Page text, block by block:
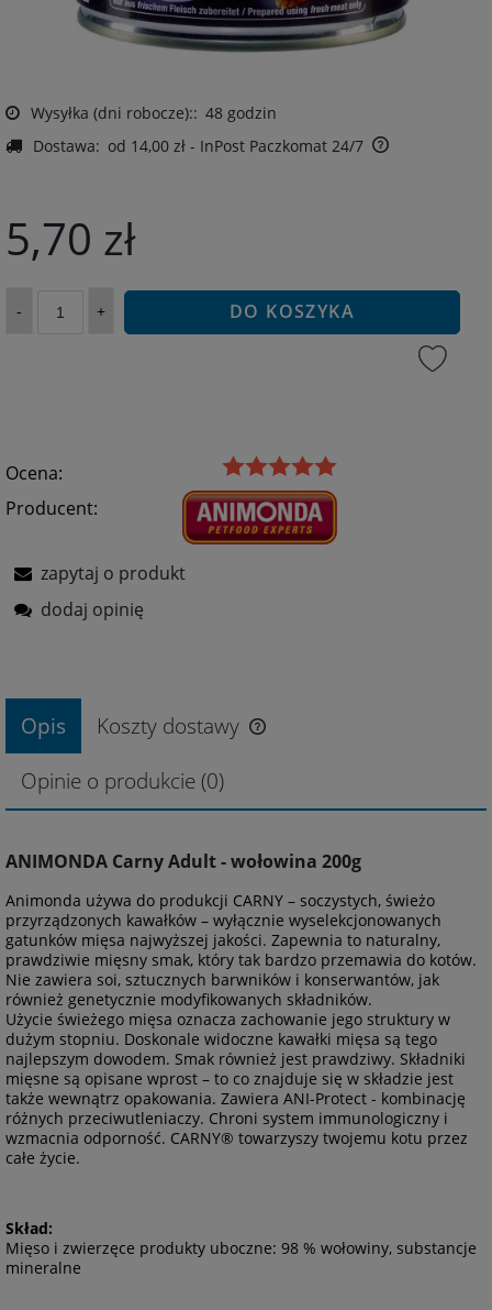
Wysyłka (dni robocze):: 48 godzin
Dostawa: od 14,00 zł - InPost Paczkomat 24/7
5,70 zł
- + DO KOSZYKA
Ocena:
Producent:
zapytaj o produkt
dodaj opinię
Opis
Koszty dostawy
Opinie o produkcie (0)
ANIMONDA Carny Adult - wołowina 200g
Animonda używa do produkcji CARNY – soczystych, świeżo
przyrządzonych kawałków – wyłącznie wyselekcjonowanych
gatunków mięsa najwyższej jakości. Zapewnia to naturalny,
prawdziwie mięsny smak, który tak bardzo przemawia do kotów.
Nie zawiera soi, sztucznych barwników i konserwantów, jak
również genetycznie modyfikowanych składników.
Użycie świeżego mięsa oznacza zachowanie jego struktury w
dużym stopniu. Doskonale widoczne kawałki mięsa są tego
najlepszym dowodem. Smak również jest prawdziwy. Składniki
mięsne są opisane wprost – to co znajduje się w składzie jest
także wewnątrz opakowania. Zawiera ANI-Protect - kombinację
różnych przeciwutleniaczy. Chroni system immunologiczny i
wzmacnia odporność. CARNY® towarzyszy twojemu kotu przez
całe życie.
Skład:
Mięso i zwierzęce produkty uboczne: 98 % wołowiny, substancje
mineralne